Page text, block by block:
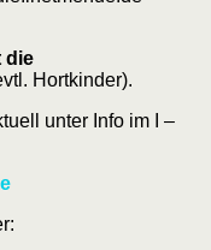
die
Hortkinder).
unter Info im I –